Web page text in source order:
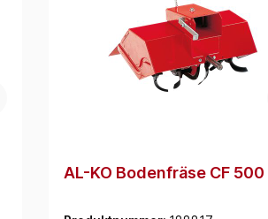
AL-KO Bodenfräse CF 500